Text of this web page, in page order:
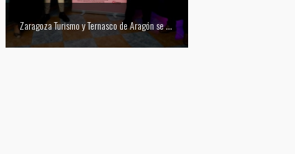
Zaragoza Turismo y Ternasco de Aragón se unen para promocionar la ciudad a través de su gastronomía